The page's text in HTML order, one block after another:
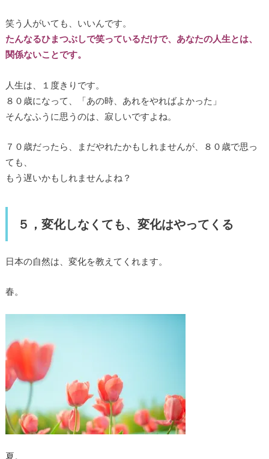
笑う人がいても、いいんです。
たんなるひまつぶしで笑っているだけで、あなたの人生とは、
関係ないことです。
人生は、１度きりです。
８０歳になって、「あの時、あれをやればよかった」
そんなふうに思うのは、寂しいですよね。
７０歳だったら、まだやれたかもしれませんが、８０歳で思っ
ても、
もう遅いかもしれませんよね？
５，変化しなくても、変化はやってくる
日本の自然は、変化を教えてくれます。
春。
夏。